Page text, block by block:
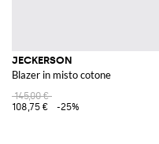
JECKERSON
Blazer in misto cotone
145,00 €
108,75 €
-25%